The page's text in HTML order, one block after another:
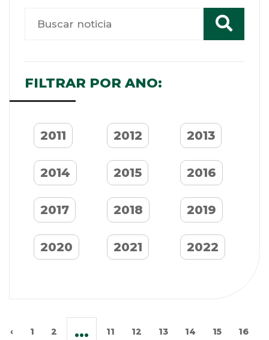
FILTRAR POR ANO:
2011 2012 2013
2014 2015 2016
2017 2018 2019
2020 2021 2022
‹ 1 2 ... 11 12 13 14 15 16